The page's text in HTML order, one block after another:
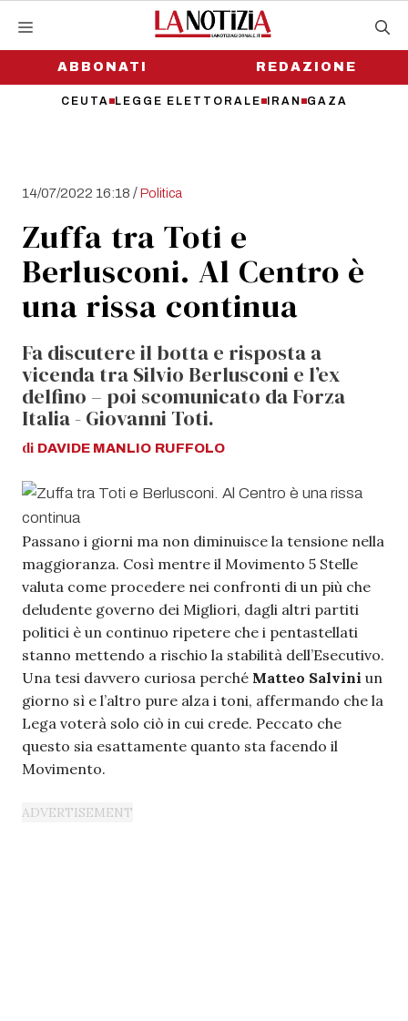
contenutoABBONATI
CEUTA LEGGE ELETTORALE IRAN GAZA
REDAZIONE
14/07/2022 16:18 /Politica
Zuffa tra Toti e
Berlusconi. Al Centro è
una rissa continua
Fa discutere il botta e risposta a
vicenda tra Silvio Berlusconi e l’ex
delfino – poi scomunicato da Forza
Italia - Giovanni Toti.
di DAVIDE MANLIO RUFFOLO
Passano i giorni ma non diminuisce la tensione nella
maggioranza. Così mentre il Movimento 5 Stelle
valuta come procedere nei confronti di un più che
deludente governo dei Migliori, dagli altri partiti
politici è un continuo ripetere che i pentastellati
stanno mettendo a rischio la stabilità dell’Esecutivo.
Una tesi davvero curiosa perché Matteo Salvini un
giorno sì e l’altro pure alza i toni, affermando che la
Lega voterà solo ciò in cui crede. Peccato che
questo sia esattamente quanto sta facendo il
Movimento.